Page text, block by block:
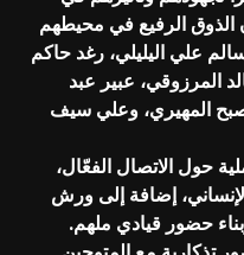
الذوق الرفيع في محيطهم
علي اليليلي، رغد حاكم
المرزوقي، عبير عبد
المهيري، وعلي سيف
حول الاتصال الفعّال،
إضافة إلى ورش
حضور قيادي ملهم.